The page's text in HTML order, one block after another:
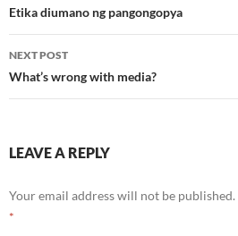
navigation
Etika diumano ng pangongopya
NEXT POST
What’s wrong with media?
LEAVE A REPLY
Your email address will not be published.
*